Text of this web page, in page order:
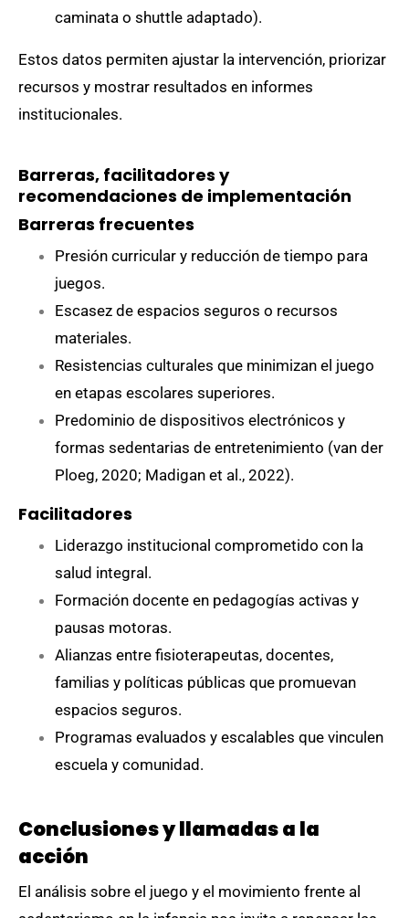
caminata o shuttle adaptado).
Estos datos permiten ajustar la intervención, priorizar
recursos y mostrar resultados en informes
institucionales.
Barreras, facilitadores y
recomendaciones de implementación
Barreras frecuentes
Presión curricular y reducción de tiempo para
juegos.
Escasez de espacios seguros o recursos
materiales.
Resistencias culturales que minimizan el juego
en etapas escolares superiores.
Predominio de dispositivos electrónicos y
formas sedentarias de entretenimiento (van der
Ploeg, 2020; Madigan et al., 2022).
Facilitadores
Liderazgo institucional comprometido con la
salud integral.
Formación docente en pedagogías activas y
pausas motoras.
Alianzas entre fisioterapeutas, docentes,
familias y políticas públicas que promuevan
espacios seguros.
Programas evaluados y escalables que vinculen
escuela y comunidad.
Conclusiones y llamadas a la
acción
El análisis sobre el juego y el movimiento frente al